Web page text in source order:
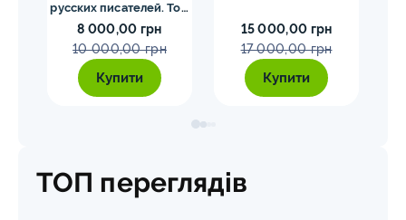
русских писателей. Том
1-4. Шиллер 1901-1902
гг.
8 000,00 грн
10 000,00 грн
Купити
15 000,00 грн
17 000,00 грн
Купити
ТОП переглядів